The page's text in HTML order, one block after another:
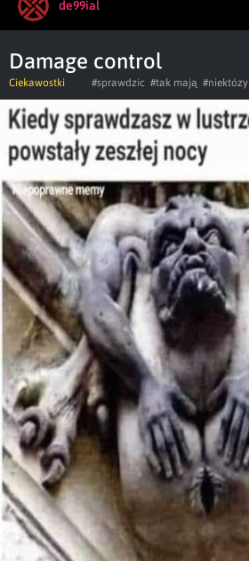
de99ial
Damage control
Ciekawostki #sprawdzic #tak mają #niektózy